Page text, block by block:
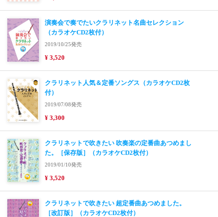
演奏会で奏でたいクラリネット名曲セレクション
（カラオケCD2枚付）
2019/10/25発売
¥ 3,520
クラリネット人気＆定番ソングス（カラオケCD2枚
付）
2019/07/08発売
¥ 3,300
クラリネットで吹きたい 吹奏楽の定番曲あつめまし
た。［保存版］（カラオケCD2枚付）
2019/01/10発売
¥ 3,520
クラリネットで吹きたい 超定番曲あつめました。
［改訂版］（カラオケCD2枚付）